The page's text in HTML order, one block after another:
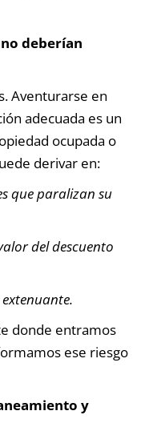
no deberían
Aventurarse en
adecuada es un
ocupada o
derivar en:
que paralizan su
del descuento
donde entramos
ese riesgo
y